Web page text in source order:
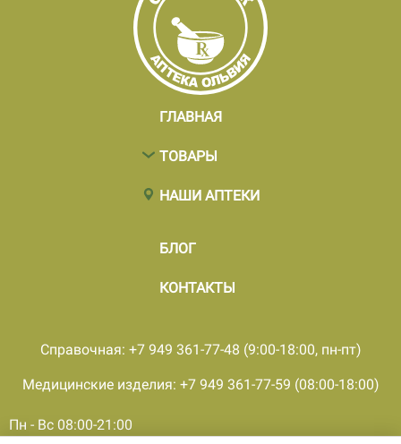
ГЛАВНАЯ
ТОВАРЫ
НАШИ АПТЕКИ
БЛОГ
КОНТАКТЫ
Пн - Вс 08:00-21:00
Справочная: +7 949 361-77-48 (9:00-18:00, пн-пт)
Медицинские изделия: +7 949 361-77-59 (08:00-18:00)